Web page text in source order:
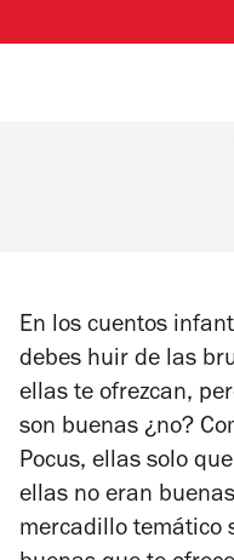
En los cuentos
debes huir de las
ellas te ofrezcan,
son buenas ¿no?
Pocus, ellas solo
ellas no eran
mercadillo temático